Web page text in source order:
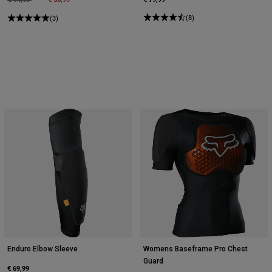
(3)
(8)
Enduro Elbow Sleeve
€ 69,99
Womens Baseframe Pro Chest
Guard